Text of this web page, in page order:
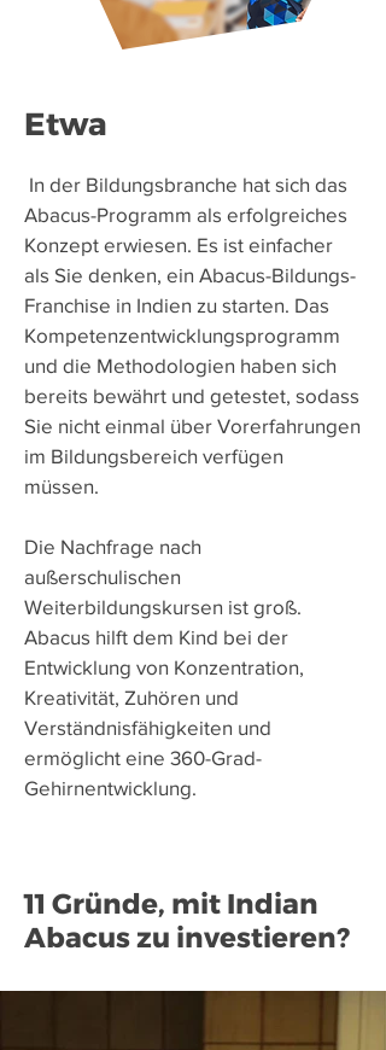
Etwa
In der Bildungsbranche hat sich das
Abacus-Programm als erfolgreiches
Konzept erwiesen. Es ist einfacher
als Sie denken, ein Abacus-Bildungs-
Franchise in Indien zu starten. Das
Kompetenzentwicklungsprogramm
und die Methodologien haben sich
bereits bewährt und getestet, sodass
Sie nicht einmal über Vorerfahrungen
im Bildungsbereich verfügen
müssen.
Die Nachfrage nach
außerschulischen
Weiterbildungskursen ist groß.
Abacus hilft dem Kind bei der
Entwicklung von Konzentration,
Kreativität, Zuhören und
Verständnisfähigkeiten und
ermöglicht eine 360-Grad-
Gehirnentwicklung.
11 Gründe, mit Indian
Abacus zu investieren?